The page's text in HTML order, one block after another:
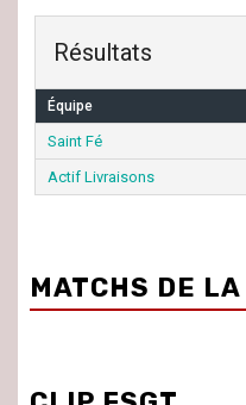
Résultats
Équipe
Saint Fé
Actif Livraisons
MATCHS DE